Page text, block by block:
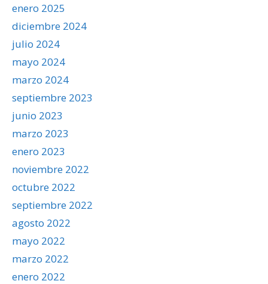
enero 2025
diciembre 2024
julio 2024
mayo 2024
marzo 2024
septiembre 2023
junio 2023
marzo 2023
enero 2023
noviembre 2022
octubre 2022
septiembre 2022
agosto 2022
mayo 2022
marzo 2022
enero 2022